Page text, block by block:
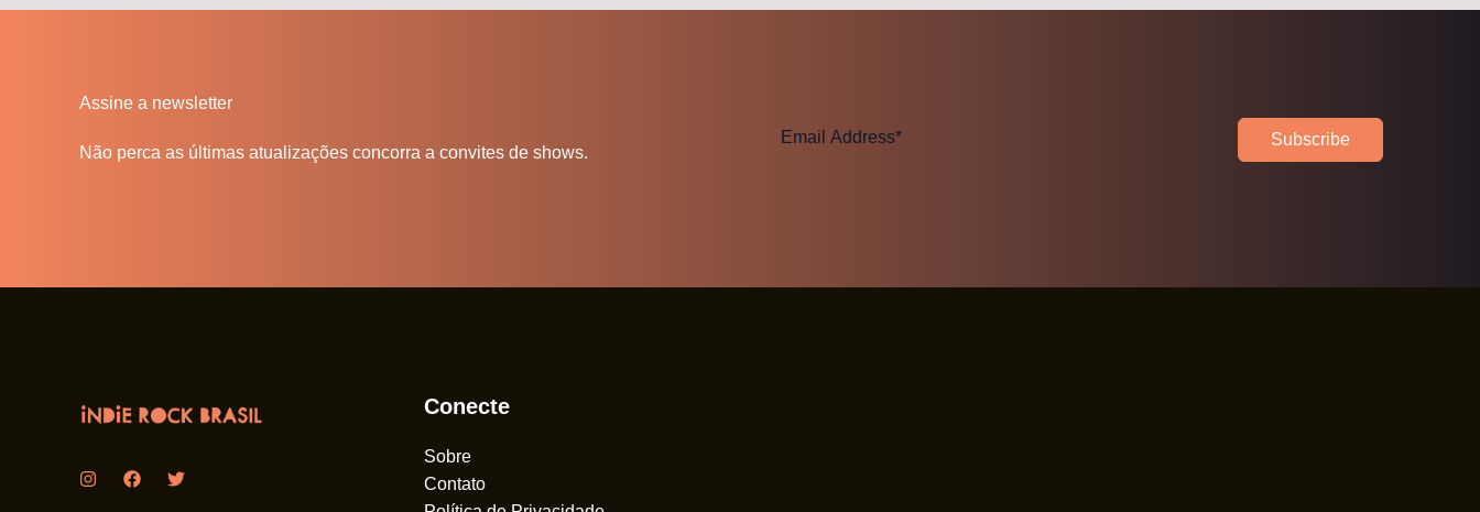
Assine a newsletter
Não perca as últimas atualizações concorra a convites de shows.
Subscribe
Conecte
Sobre
Contato